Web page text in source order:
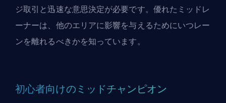
ジ取引と迅速な意思決定が必要です。 優れたミッドレ
ーナーは、他のエリアに影響を与えるためにいつレー
ンを離れるべきかを知っています。
初心者向けのミッドチャンピオン